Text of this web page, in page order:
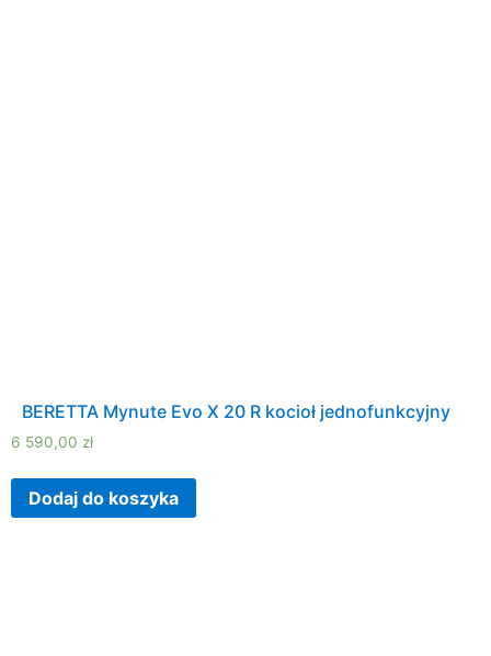
BERETTA Mynute Evo X 20 R kocioł jednofunkcyjny
6 590,00 zł
Dodaj do koszyka